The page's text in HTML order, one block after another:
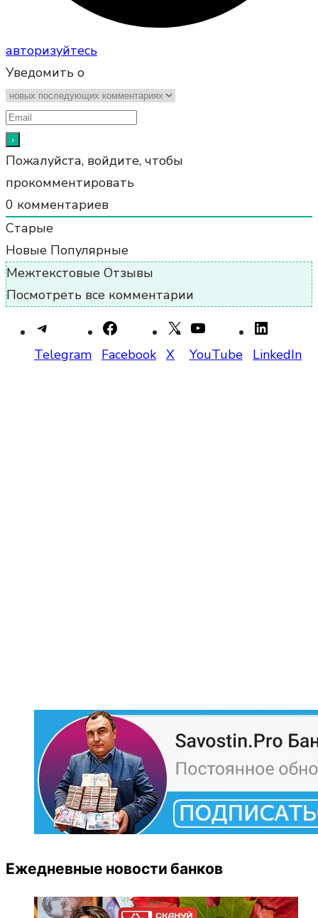
авторизуйтесь
Уведомить о
Пожалуйста, войдите, чтобы
прокомментировать
0 комментариев
Старые
Новые Популярные
Межтекстовые Отзывы
Посмотреть все комментарии
Telegram Facebook X YouTube LinkedIn
Ежедневные новости банков